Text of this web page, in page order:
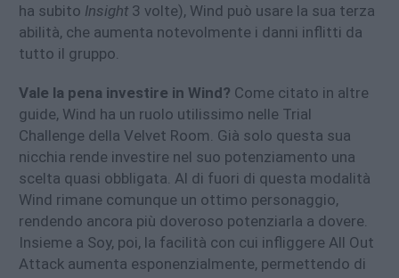
ha subito Insight 3 volte), Wind può usare la sua terza
abilità, che aumenta notevolmente i danni inflitti da
tutto il gruppo.
Vale la pena investire in Wind? Come citato in altre
guide, Wind ha un ruolo utilissimo nelle Trial
Challenge della Velvet Room. Già solo questa sua
nicchia rende investire nel suo potenziamento una
scelta quasi obbligata. Al di fuori di questa modalità
Wind rimane comunque un ottimo personaggio,
rendendo ancora più doveroso potenziarla a dovere.
Insieme a Soy, poi, la facilità con cui infliggere All Out
Attack aumenta esponenzialmente, permettendo di